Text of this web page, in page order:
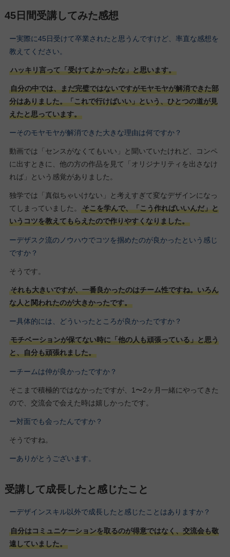
45日間受講してみた感想
ー実際に45日受けて卒業されたと思うんですけど、率直な感想を
教えてください。
ハッキリ言って「受けてよかったな」と思います。
自分の中では、まだ完璧ではないですがモヤモヤが解消できた部
分はありました。「これで行けばいい」という、ひとつの道が見
えたと思っています。
ーそのモヤモヤが解消できた大きな理由は何ですか？
動画では「センスがなくてもいい」と聞いていたけれど、コンペ
に出すときに、他の方の作品を見て「オリジナリティを出さなけ
れば」という感覚がありました。
独学では「真似ちゃいけない」と考えすぎて変なデザインになっ
てしまっていました。
そこを学んで、「こう作ればいいんだ」と
いうコツを教えてもらえたので作りやすくなりました。
ーデザスク流のノウハウでコツを掴めたのが良かったという感じ
ですか？
そうです。
それも大きいですが、一番良かったのはチーム性ですね。いろん
な人と関われたのが大きかったです。
ー具体的には、どういったところが良かったですか？
モチベーションが保てない時に「他の人も頑張っている」と思う
と、自分も頑張れました。
ーチームは仲が良かったですか？
そこまで積極的ではなかったですが、1〜2ヶ月一緒にやってきた
ので、交流会で会えた時は嬉しかったです。
ー対面でも会ったんですか？
そうですね。
ーありがとうございます。
受講して成長したと感じたこと
ーデザインスキル以外で成長したと感じたことはありますか？
自分はコミュニケーションを取るのが得意ではなく、交流会も敬
遠していました。